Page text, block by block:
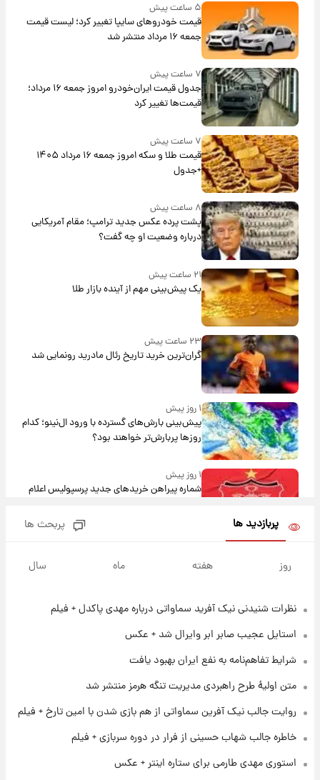
۵ ساعت پیش
قیمت خودروهای سایپا تغییر کرد؛ لیست قیمت
جمعه ۱۶ مرداد منتشر شد
۷ ساعت پیش
جدول قیمت ایران‌خودرو امروز جمعه ۱۶ مرداد؛
قیمت‌ها تغییر کرد
۷ ساعت پیش
قیمت طلا و سکه امروز جمعه ۱۶ مرداد ۱۴۰۵
+جدول
۸ ساعت پیش
پشت پرده عکس جدید ترامپ؛ مقام آمریکایی
درباره وضعیت او چه گفت؟
۲۱ ساعت پیش
یک پیش‌بینی مهم از آینده بازار طلا
۲۳ ساعت پیش
گران‌ترین خرید تاریخ رئال مادرید رونمایی شد
۱ روز پیش
پیش‌بینی بارش‌های گسترده با ورود ال‌نینو؛ کدام
روزها پربارش‌تر خواهند بود؟
۱ روز پیش
شماره پیراهن خریدهای جدید پرسپولیس اعلام
شد+فیلم
۱ روز پیش
امروز پنجشنبه ۱۵ مرداد ۱۴۰۵ +جدول
قیمت طلا و سکه امروز پنجشنبه ۱۵ مرداد ۱۴۰۵
۱ روز پیش
شارژ جدید کالابرگ برای سه دهک؛ جزئیات اعلام
شد
پربازدید ها پربحث ها
روز هفته ماه سال
نظرات شنیدنی نیک آفرید سماواتی درباره مهدی پاکدل + فیلم
استایل عجیب صابر ابر وایرال شد + عکس
شرایط تفاهم‌نامه به نفع ایران بهبود یافت
متن اولیۀ طرح راهبردی مدیریت تنگه هرمز منتشر شد
روایت جالب نیک آفرین سماواتی از هم بازی شدن با امین تارخ + فیلم
خاطره جالب شهاب حسینی از فرار در دوره سربازی + فیلم
استوری مهدی طارمی برای ستاره اینتر + عکس